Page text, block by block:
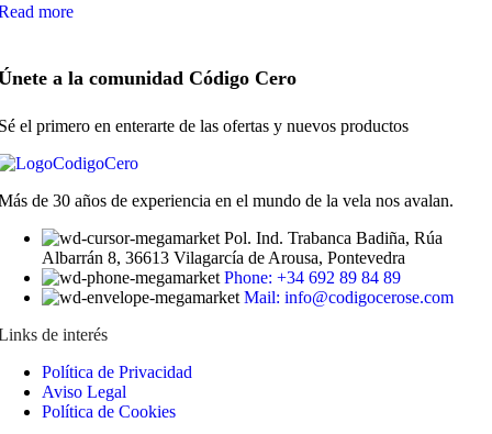
more
a la comunidad Código Cero
el primero en enterarte de las ofertas y nuevos productos
de 30 años de experiencia en el mundo de la vela nos avalan.
Pol. Ind. Trabanca Badiña, Rúa
Albarrán 8, 36613 Vilagarcía de Arousa, Pontevedra
Phone: +34 692 89 84 89
Mail: info@codigocerose.com
de interés
Política de Privacidad
Aviso Legal
Política de Cookies